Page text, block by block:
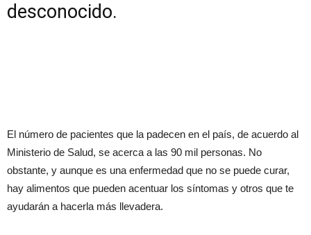
desconocido.
El número de pacientes que la padecen en el país, de acuerdo al
Ministerio de Salud, se acerca a las 90 mil personas. No
obstante, y aunque es una enfermedad que no se puede curar,
hay alimentos que pueden acentuar los síntomas y otros que te
ayudarán a hacerla más llevadera.